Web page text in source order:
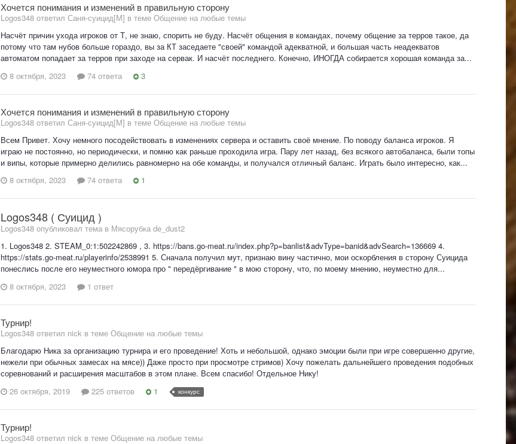
Хочется понимания и изменений в правильную сторону
Logos348 ответил Саня-суицид[М] в теме Общение на любые темы
Насчёт причин ухода игроков от Т, не знаю, спорить не буду. Насчёт общения в командах, почему общение за терров такое, да
потому что там нубов больше гораздо, вы за КТ заседаете "своей" командой адекватной, и большая часть неадекватов
автоматом попадает за терров при заходе на сервак. И насчёт последнего. Конечно, ИНОГДА собирается хорошая команда за...
8 октября, 2023
74 ответа 3
Хочется понимания и изменений в правильную сторону
Logos348 ответил Саня-суицид[М] в теме Общение на любые темы
Всем Привет. Хочу немного посодействовать в изменениях сервера и оставить своё мнение. По поводу баланса игроков. Я
играю не постоянно, но периодически, и помню как раньше проходила игра. Пару лет назад, без всякого автобаланса, были топы
и випы, которые примерно делились равномерно на обе команды, и получался отличный баланс. Играть было интересно, как...
8 октября, 2023
74 ответа 1
Logos348 ( Суицид )
Logos348 опубликовал тема в Мясорубка de_dust2
1. Logos348 2. STEAM_0:1:502242869 , 3. https://bans.go-meat.ru/index.php?p=banlist&advType=banid&advSearch=136669 4.
https://stats.go-meat.ru/playerinfo/2538991 5. Сначала получил мут, признаю вину частично, мои оскорбления в сторону Суицида
понеслись после его неуместного юмора про " передёргивание " в мою сторону, что, по моему мнению, неуместно для...
8 октября, 2023
1 ответ
Турнир!
Logos348 ответил nick в теме Общение на любые темы
Благодарю Ника за организацию турнира и его проведение! Хоть и небольшой, однако эмоции были при игре совершенно другие,
нежели при обычных замесах на мясе)) Даже просто при просмотре стримов) Хочу пожелать дальнейшего проведения подобных
соревнований и расширения масштабов в этом плане. Всем спасибо! Отдельное Нику!
26 октября, 2019
225 ответов 1 конкурс
Турнир!
Logos348 ответил nick в теме Общение на любые темы